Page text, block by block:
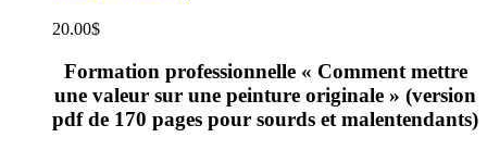
20.00$
Formation professionnelle « Comment mettre
une valeur sur une peinture originale » (version
pdf de 170 pages pour sourds et malentendants)